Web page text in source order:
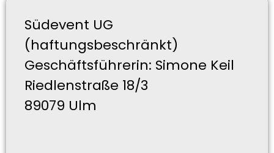
Südevent UG
(haftungsbeschränkt)
Geschäftsführerin: Simone Keil
Riedlenstraße 18/3
89079 Ulm